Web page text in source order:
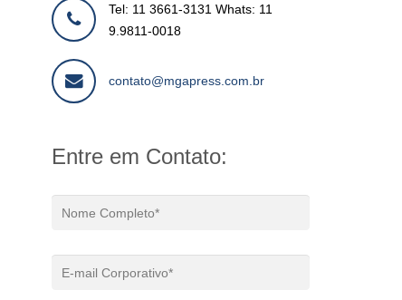
Tel: 11 3661-3131 Whats: 11
9.9811-0018
contato@mgapress.com.br
Entre em Contato: